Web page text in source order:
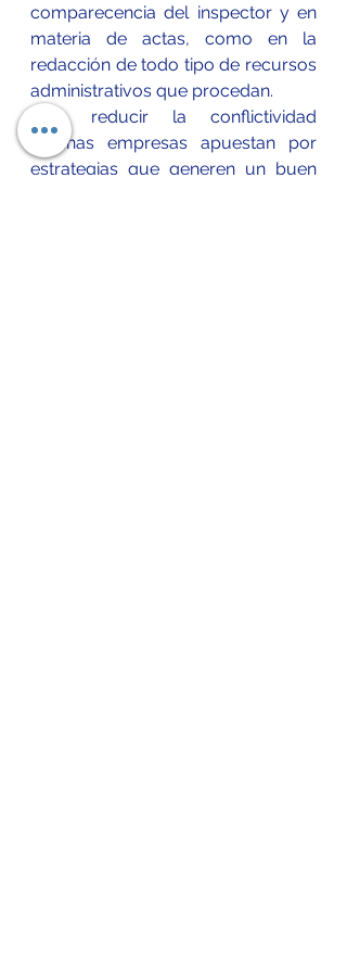
comparecencia del inspector y en
materia de actas, como en la
redacción de todo tipo de recursos
administrativos que procedan.
Para reducir la conflictividad
algunas empresas apuestan por
estrategias que generen un buen